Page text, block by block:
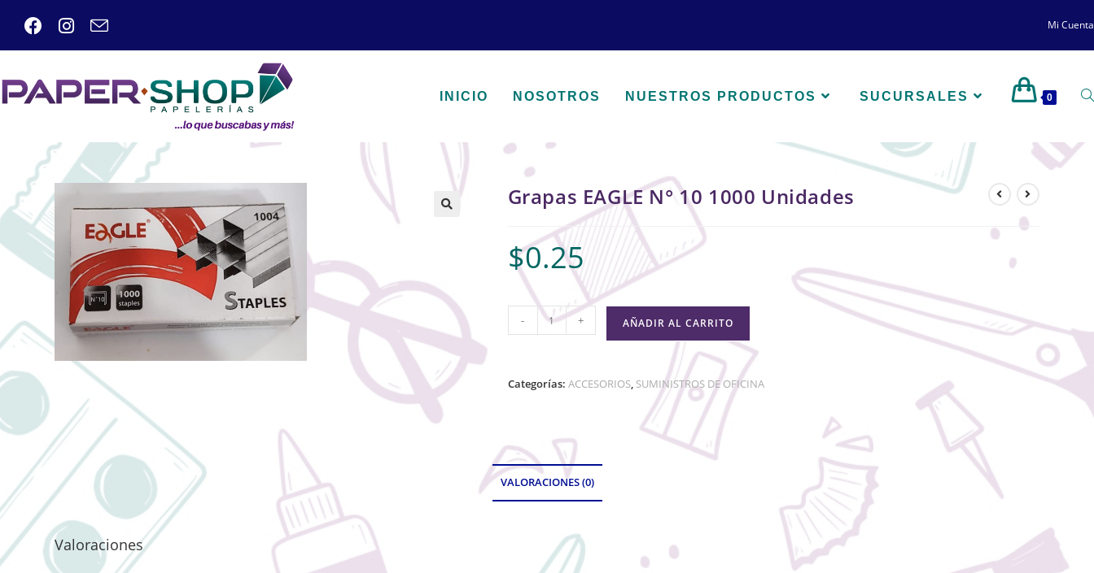
Mi Cuenta
INICIO NOSOTROS NUESTROS PRODUCTOS SUCURSALES 0
Grapas EAGLE N° 10 1000 Unidades
$0.25
- + AÑADIR AL CARRITO
Categorías: ACCESORIOS, SUMINISTROS DE OFICINA
VALORACIONES (0)
Valoraciones